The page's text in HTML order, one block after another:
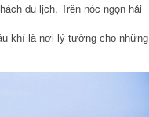
du lịch. Trên nóc ngọn hải
khí là nơi lý tưởng cho những